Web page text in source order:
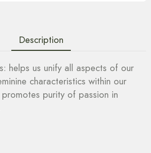
Description
helps us unify all aspects of our
characteristics within our
purity of passion in